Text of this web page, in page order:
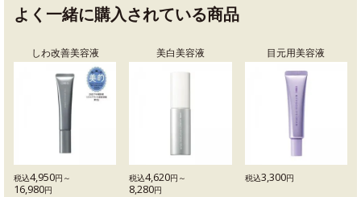
よく一緒に購入されている商品
しわ改善美容液
税込4,950円～
16,980円
美白美容液
税込4,620円～
8,280円
目元用美容液
税込3,300円